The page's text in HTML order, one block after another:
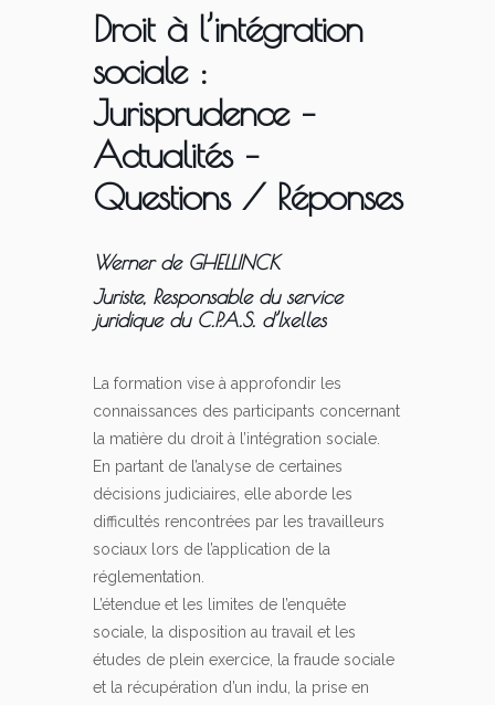
Droit à l’intégration
sociale :
Jurisprudence –
Actualités –
Questions / Réponses
Werner de GHELLINCK
Juriste, Responsable du service
juridique du C.P.A.S. d’Ixelles
La formation vise à approfondir les
connaissances des participants concernant
la matière du droit à l’intégration sociale.
En partant de l’analyse de certaines
décisions judiciaires, elle aborde les
difficultés rencontrées par les travailleurs
sociaux lors de l’application de la
réglementation.
L’étendue et les limites de l’enquête
sociale, la disposition au travail et les
études de plein exercice, la fraude sociale
et la récupération d’un indu, la prise en